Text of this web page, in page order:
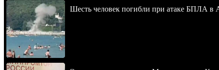
Шесть человек погибли при атаке БПЛА в